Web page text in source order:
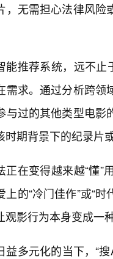
，无需担心法律风
能推荐系统，远不
需求。通过分析跨
与过的其他类型电
时期背景下的纪录片
正在变得越来越“懂
的“冷门佳作”或“
观影行为本身变成一
益多元化的当下，“